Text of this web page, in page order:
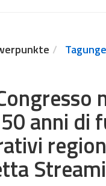
anni di